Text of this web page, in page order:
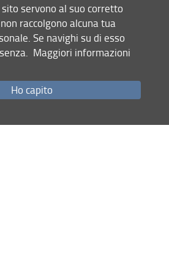
servono al suo corretto
raccolgono alcuna tua
Se navighi su di esso
Maggiori informazioni
Ho capito